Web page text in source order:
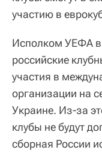
участию в
Исполком УЕФА в
российские
участия в
организации на
Украине. Из-за
клубы не будут
сборная России